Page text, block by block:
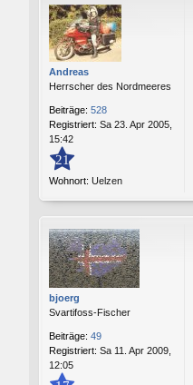
Andreas
Herrscher des Nordmeeres
Beiträge: 528
Registriert: Sa 23. Apr 2005,
15:42
21
Wohnort: Uelzen
bjoerg
Svartifoss-Fischer
Beiträge: 49
Registriert: Sa 11. Apr 2009,
12:05